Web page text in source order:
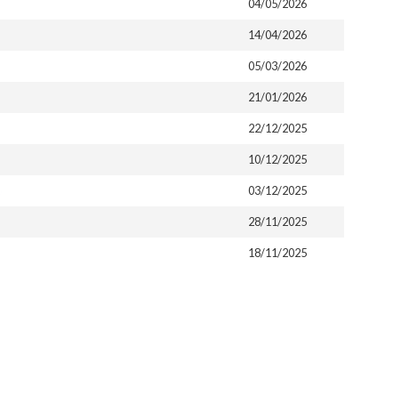
04/05/2026
14/04/2026
05/03/2026
21/01/2026
22/12/2025
10/12/2025
03/12/2025
28/11/2025
18/11/2025